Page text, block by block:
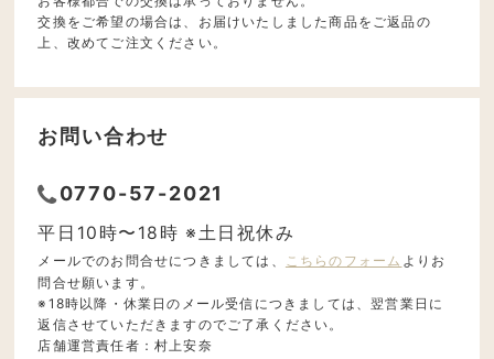
交換をご希望の場合は、お届けいたしました商品をご返品の
上、改めてご注文ください。
お問い合わせ
0770-57-2021
平日10時〜18時 ※土日祝休み
メールでのお問合せにつきましては、 こちらのフォーム よりお
問合せ願います。
※18時以降・休業日のメール受信につきましては、翌営業日に
返信させていただきますのでご了承ください。
店舗運営責任者：村上安奈